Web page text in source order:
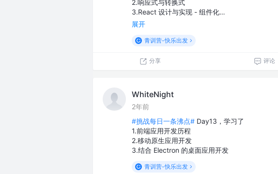
2.响应式与转换式
3.React 设计与实现 - 组件化…
展开
青训营-快乐出发
分享 评论
WhiteNight
2年前
#挑战每日一条沸点# Day13，学习了
1.前端应用开发历程
2.移动原生应用开发
3.结合 Electron 的桌面应用开发
青训营-快乐出发